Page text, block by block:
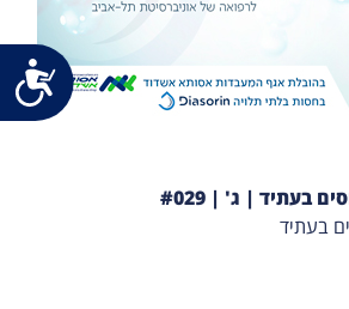
בעתיד | ג' | #029
בעתיד